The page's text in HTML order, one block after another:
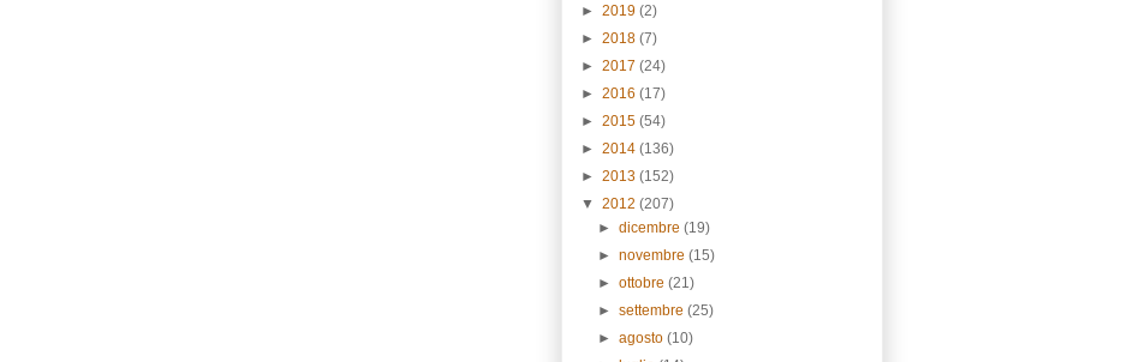
► 2019 (2)
► 2018 (7)
► 2017 (24)
► 2016 (17)
► 2015 (54)
► 2014 (136)
► 2013 (152)
▼ 2012 (207)
►dicembre(19)
►novembre(15)
►ottobre(21)
►settembre(25)
►agosto(10)